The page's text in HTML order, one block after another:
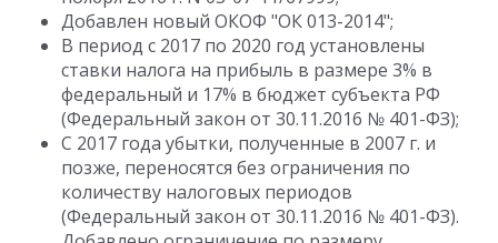
Добавлен новый ОКОФ "ОК 013-2014";
В период с 2017 по 2020 год установлены
ставки налога на прибыль в размере 3% в
федеральный и 17% в бюджет субъекта РФ
(Федеральный закон от 30.11.2016 № 401-ФЗ);
С 2017 года убытки, полученные в 2007 г. и
позже, переносятся без ограничения по
количеству налоговых периодов
(Федеральный закон от 30.11.2016 № 401-ФЗ).